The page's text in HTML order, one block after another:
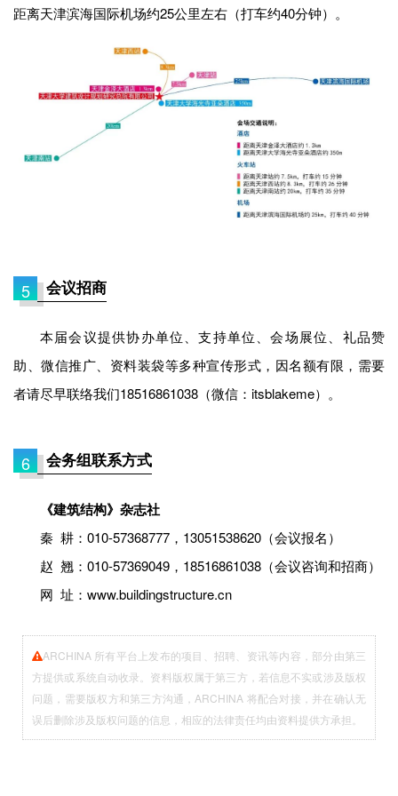
距离天津滨海国际机场约25公里左右（打车约40分钟）。
5 会议招商
本届会议提供协办单位、支持单位、会场展位、礼品赞
助、微信推广、资料装袋等多种宣传形式，因名额有限，需要
者请尽早联络我们18516861038（微信：itsblakeme）。
6 会务组联系方式
《建筑结构》杂志社
秦 耕：010-57368777，13051538620（会议报名）
赵 翘：010-57369049，18516861038（会议咨询和招商）
网 址：www.buildingstructure.cn
ARCHINA 所有平台上发布的项目、招聘、资讯等内容，部分由第三
方提供或系统自动收录。资料版权属于第三方，若信息不实或涉及版权
问题，需要版权方和第三方沟通，ARCHINA 将配合对接，并在确认无
误后删除涉及版权问题的信息，相应的法律责任均由资料提供方承担。